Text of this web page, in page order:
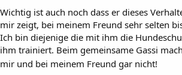
Wichtig ist auch noch dass er dieses
mir zeigt, bei meinem Freund sehr selten
Ich bin diejenige die mit ihm die
ihm trainiert. Beim gemeinsame Gassi
mir und bei meinem Freund gar nicht!